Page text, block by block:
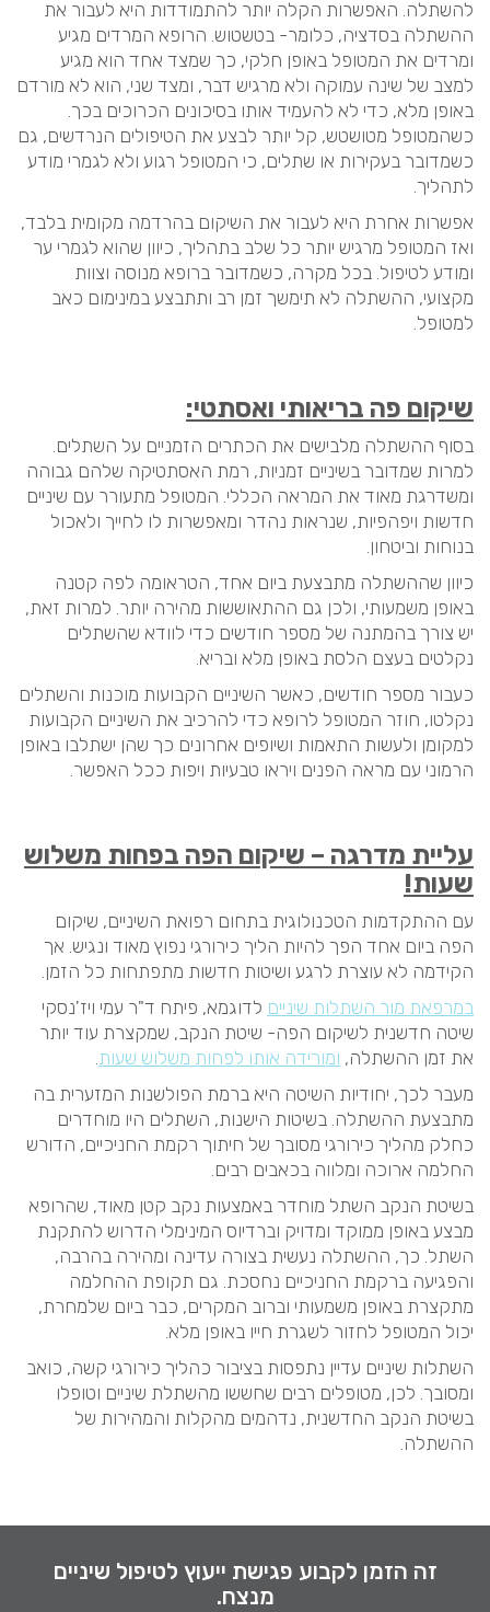
להשתלה. האפשרות הקלה יותר להתמודדות היא לעבור את
ההשתלה בסדציה, כלומר- בטשטוש. הרופא המרדים מגיע
ומרדים את המטופל באופן חלקי, כך שמצד אחד הוא מגיע
למצב של שינה עמוקה ולא מרגיש דבר, ומצד שני, הוא לא מורדם
באופן מלא, כדי לא להעמיד אותו בסיכונים הכרוכים בכך.
כשהמטופל מטושטש, קל יותר לבצע את הטיפולים הנרדשים, גם
כשמדובר בעקירות או שתלים, כי המטופל רגוע ולא לגמרי מודע
לתהליך.
אפשרות אחרת היא לעבור את השיקום בהרדמה מקומית בלבד,
ואז המטופל מרגיש יותר כל שלב בתהליך, כיוון שהוא לגמרי ער
ומודע לטיפול. בכל מקרה, כשמדובר ברופא מנוסה וצוות
מקצועי, ההשתלה לא תימשך זמן רב ותתבצע במינימום כאב
למטופל.
שיקום פה בריאותי ואסתטי:
בסוף ההשתלה מלבישים את הכתרים הזמניים על השתלים.
למרות שמדובר בשיניים זמניות, רמת האסתטיקה שלהם גבוהה
ומשדרגת מאוד את המראה הכללי. המטופל מתעורר עם שיניים
חדשות ויפהפיות, שנראות נהדר ומאפשרות לו לחייך ולאכול
בנוחות וביטחון.
כיוון שההשתלה מתבצעת ביום אחד, הטראומה לפה קטנה
באופן משמעותי, ולכן גם ההתאוששות מהירה יותר. למרות זאת,
יש צורך בהמתנה של מספר חודשים כדי לוודא שהשתלים
נקלטים בעצם הלסת באופן מלא ובריא.
כעבור מספר חודשים, כאשר השיניים הקבועות מוכנות והשתלים
נקלטו, חוזר המטופל לרופא כדי להרכיב את השיניים הקבועות
למקומן ולעשות התאמות ושיופים אחרונים כך שהן ישתלבו באופן
הרמוני עם מראה הפנים ויראו טבעיות ויפות ככל האפשר.
עליית מדרגה – שיקום הפה בפחות משלוש
שעות!
עם ההתקדמות הטכנולוגית בתחום רפואת השיניים, שיקום
הפה ביום אחד הפך להיות הליך כירורגי נפוץ מאוד ונגיש. אך
הקידמה לא עוצרת לרגע ושיטות חדשות מתפתחות כל הזמן.
במרפאת מור השתלות שיניים לדוגמא, פיתח ד"ר עמי ויז'נסקי
שיטה חדשנית לשיקום הפה- שיטת הנקב, שמקצרת עוד יותר
את זמן ההשתלה, ומורידה אותו לפחות משלוש שעות
מעבר לכך, יחודיות השיטה היא ברמת הפולשנות המזערית בה
מתבצעת ההשתלה. בשיטות הישנות, השתלים היו מוחדרים
כחלק מהליך כירורגי מסובך של חיתוך רקמת החניכיים, הדורש
החלמה ארוכה ומלווה בכאבים רבים.
בשיטת הנקב השתל מוחדר באמצעות נקב קטן מאוד, שהרופא
מבצע באופן ממוקד ומדויק וברדיוס המינימלי הדרוש להתקנת
השתל. כך, ההשתלה נעשית בצורה עדינה ומהירה בהרבה,
והפגיעה ברקמת החניכיים נחסכת. גם תקופת ההחלמה
מתקצרת באופן משמעותי וברוב המקרים, כבר ביום שלמחרת,
יכול המטופל לחזור לשגרת חייו באופן מלא.
השתלות שיניים עדיין נתפסות בציבור כהליך כירורגי קשה, כואב
ומסובך. לכן, מטופלים רבים שחששו מהשתלת שיניים וטופלו
בשיטת הנקב החדשנית, נדהמים מהקלות והמהירות של
ההשתלה.
זה הזמן לקבוע פגישת ייעוץ לטיפול שיניים
מנצח.